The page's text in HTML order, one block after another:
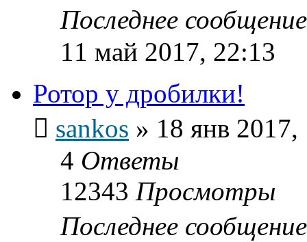
Последнее
11 май 2017, 22:13
Ротор у дробилки!
sankos » 18 янв 2017,
4 Ответы
12343 Просмотры
Последнее